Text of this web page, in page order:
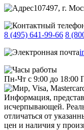
107497, г.
8 (495) 641-99-66 8
Пн-Чт с 9:00 до 18:00
Информация,
исчерпывающей.
отличаться от
цен и наличия у